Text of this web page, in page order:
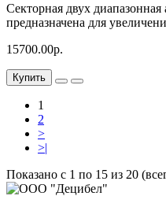
Секторная двух
предназначена для
15700.00р.
Купить
1
2
>
>|
Показано с 1 по 15 из 20